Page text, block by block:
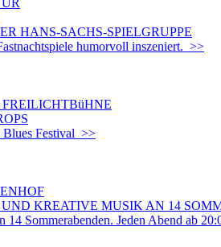
HANS-SACHS-SPIELGRUPPE
humorvoll inszeniert. >>
Blues Festival >>
KREATIVE MUSIK AN 14
14 Sommerabenden. Jeden Abend ab